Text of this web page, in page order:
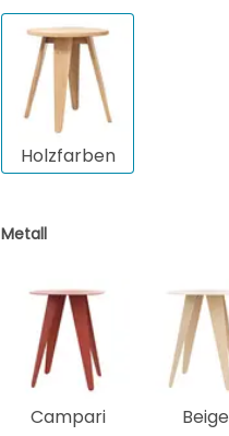
Holzfarben
Metall
Campari Beige